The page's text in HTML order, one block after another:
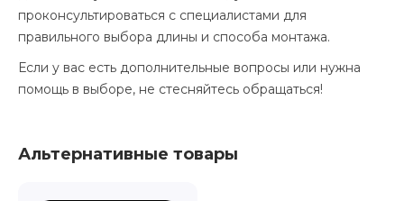
проконсультироваться с специалистами для
правильного выбора длины и способа монтажа.
Если у вас есть дополнительные вопросы или нужна
помощь в выборе, не стесняйтесь обращаться!
Альтернативные товары